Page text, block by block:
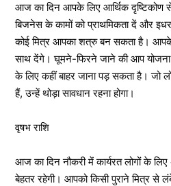
आज का दिन आपके लिए आर्थिक दृष्टिकोण
बिजनेस के कामों को प्राथमिकता दें और
कोई मित्र आपका शत्रु बन सकता है। आपके
साथ देंगे। घूमने-फिरने जाने की आप
के लिए कहीं बाहर जाना पड़ सकता है। जो
हैं, उन्हें थोड़ा सावधान रहना होगा।
वृषभ राशि
आज का दिन नौकरी में कार्यरत लोगों के
बेहतर रहेगी। आपको किसी पुराने मित्र से